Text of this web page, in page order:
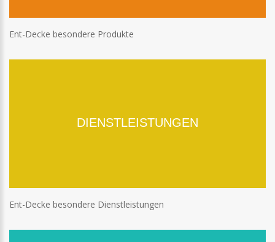
Ent-Decke besondere Produkte
DIENSTLEISTUNGEN
Ent-Decke besondere Dienstleistungen